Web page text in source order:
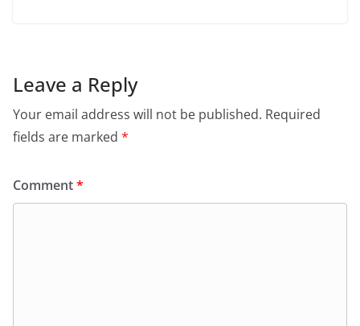
Leave a Reply
Your email address will not be published. Required
fields are marked *
Comment*